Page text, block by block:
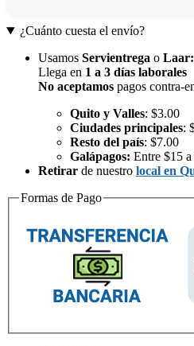
¿Cuánto cuesta el envío?
Usamos Servientrega o Laar:
Llega en 1 a 3 días laborales
No aceptamos pagos contra-
Quito y Valles: $3.00
Ciudades principales:
Resto del país: $7.00
Galápagos: Entre $15 a
Retirar de nuestro local en
Formas de Pago